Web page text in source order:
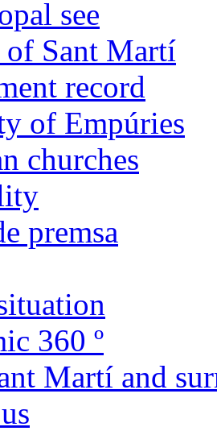
see
of Sant Martí
record
of Empúries
churches
premsa
360 º
Martí and